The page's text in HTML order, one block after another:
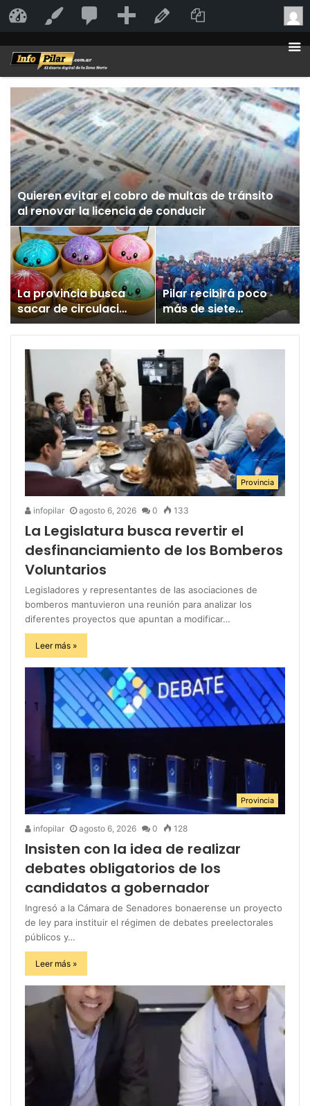
Quieren evitar el cobro de multas de tránsito
al renovar la licencia de conducir
La provincia busca
sacar de circulación
un juguete
«altamente tóxico»
Pilar recibirá poco
más de siete
millones para los
Juegos
Bonaerenses
Provincia
infopilar agosto 6, 2026 0 133
La Legislatura busca revertir el
desfinanciamiento de los Bomberos
Voluntarios
Legisladores y representantes de las asociaciones de
bomberos mantuvieron una reunión para analizar los
diferentes proyectos que apuntan a modificar…
Leer más »
Provincia
infopilar agosto 6, 2026 0 128
Insisten con la idea de realizar
debates obligatorios de los
candidatos a gobernador
Ingresó a la Cámara de Senadores bonaerense un proyecto
de ley para instituir el régimen de debates preelectorales
públicos y…
Leer más »
InfoPilar Personalizar
moderación
Añadir Duplicate